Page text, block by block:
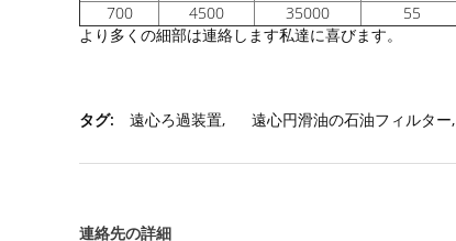
700
4500 35000 55
より多くの細部は連絡します私達に喜びます。
タグ: 遠心ろ過装置, 遠心円滑油の石油フィルター,
連絡先の詳細